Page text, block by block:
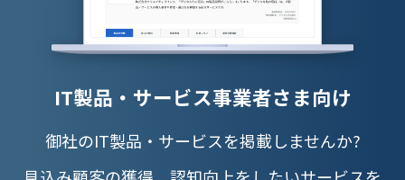
IT製品・サービス事業者さま向け
御社のIT製品・サービスを掲載しませんか?